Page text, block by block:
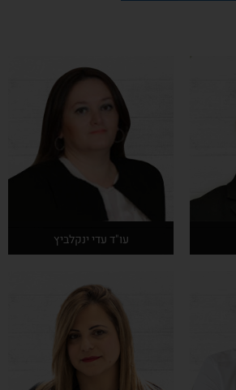
עו"ד עדי ינקלביץ
אודות המרצה